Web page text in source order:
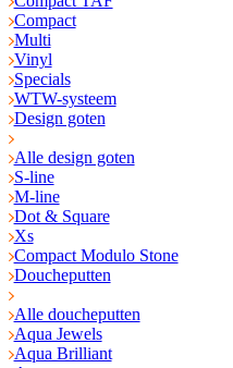
Compact
Multi
Vinyl
Specials
WTW-systeem
Design goten
Alle design goten
S-line
M-line
Dot & Square
Xs
Compact Modulo Stone
Doucheputten
Alle doucheputten
Aqua Jewels
Aqua Brilliant